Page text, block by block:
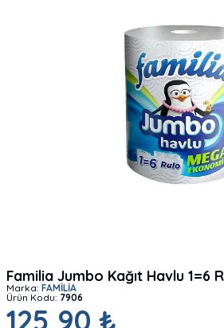
Familia Jumbo Kağıt Havlu 1=6
Marka: FAMİLİA
Ürün Kodu: 7906
125,90 ₺